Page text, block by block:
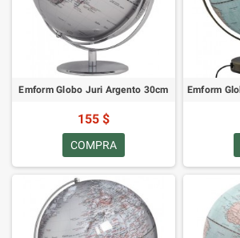
Emform Globo Juri Argento 30cm
155 $
COMPRA